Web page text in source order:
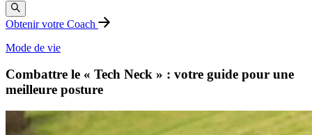
Obtenir votre Coach
Mode de vie
Combattre le « Tech Neck » : votre guide pour une
meilleure posture